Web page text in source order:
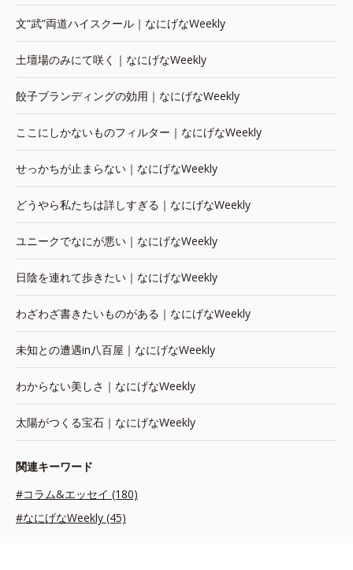
文“武”両道ハイスクール｜なにげなWeekly
土壇場のみにて咲く｜なにげなWeekly
餃子ブランディングの効用｜なにげなWeekly
ここにしかないものフィルター｜なにげなWeekly
せっかちが止まらない｜なにげなWeekly
どうやら私たちは詳しすぎる｜なにげなWeekly
ユニークでなにが悪い｜なにげなWeekly
日陰を連れて歩きたい｜なにげなWeekly
わざわざ書きたいものがある｜なにげなWeekly
未知との遭遇in八百屋｜なにげなWeekly
わからない美しさ｜なにげなWeekly
太陽がつくる宝石｜なにげなWeekly
関連キーワード
#コラム&エッセイ (180)
#なにげなWeekly (45)